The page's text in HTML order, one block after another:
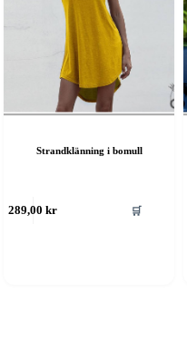
Strandklänning i bomull
289,00kr 🛒